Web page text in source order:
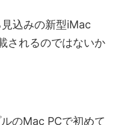
込みの新型iMac
されるのではないか
のMac PCで初めて